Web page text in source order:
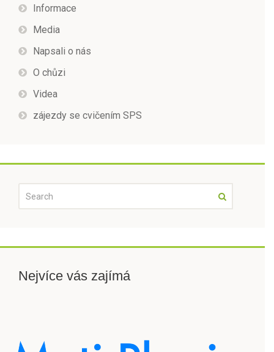
Informace
Media
Napsali o nás
O chůzi
Videa
zájezdy se cvičením SPS
Nejvíce vás zajímá